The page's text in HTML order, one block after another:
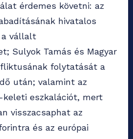
érdemes követni: az
hivatalos
a vállalt
Sulyok Tamás és Magyar
folytatását a
után; valamint az
keleti eszkalációt, mert
visszacsaphat az
és az európai